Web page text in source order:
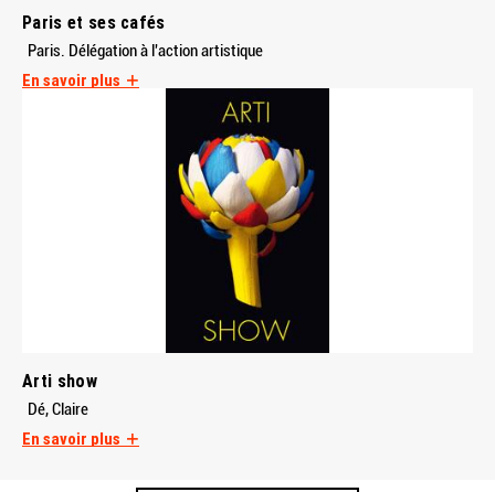
Paris et ses cafés
Paris. Délégation à l'action artistique
En savoir plus
Arti show
Dé, Claire
En savoir plus